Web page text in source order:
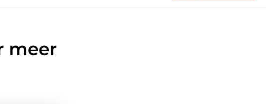
meer